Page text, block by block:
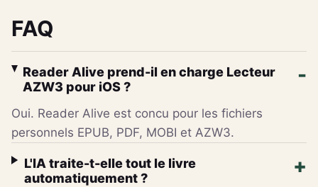
FAQ
Reader Alive prend-il en charge Lecteur
AZW3 pour iOS ?
Oui. Reader Alive est concu pour les fichiers
personnels EPUB, PDF, MOBI et AZW3.
L'IA traite-t-elle tout le livre
automatiquement ?